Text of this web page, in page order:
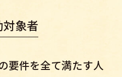
象者
要件を全て満たす人